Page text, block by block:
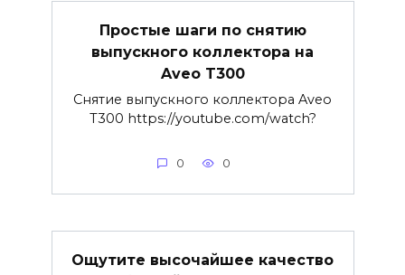
Простые шаги по снятию
выпускного коллектора на
Aveo T300
Снятие выпускного коллектора Aveo
T300 https://youtube.com/watch?
0 0
Ощутите высочайшее качество